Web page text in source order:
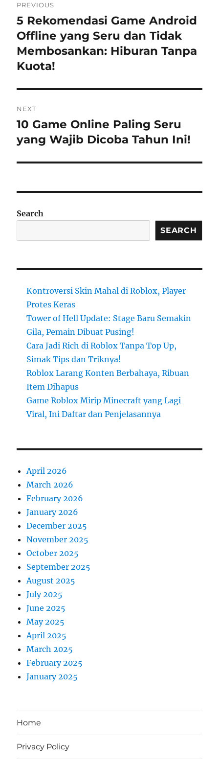
navigation
PREVIOUS
Previous
post:
5 Rekomendasi Game Android
Offline yang Seru dan Tidak
Membosankan: Hiburan Tanpa
Kuota!
NEXT
Next
post:
10 Game Online Paling Seru
yang Wajib Dicoba Tahun Ini!
Search
SEARCH
Kontroversi Skin Mahal di Roblox, Player
Protes Keras
Tower of Hell Update: Stage Baru Semakin
Gila, Pemain Dibuat Pusing!
Cara Jadi Rich di Roblox Tanpa Top Up,
Simak Tips dan Triknya!
Roblox Larang Konten Berbahaya, Ribuan
Item Dihapus
Game Roblox Mirip Minecraft yang Lagi
Viral, Ini Daftar dan Penjelasannya
April 2026
March 2026
February 2026
January 2026
December 2025
November 2025
October 2025
September 2025
August 2025
July 2025
June 2025
May 2025
April 2025
March 2025
February 2025
January 2025
Home
Privacy Policy